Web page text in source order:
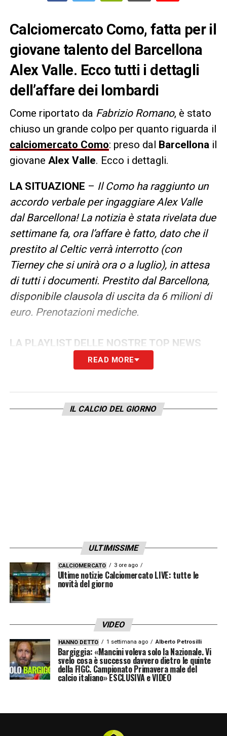
Calciomercato Como, fatta per il
giovane talento del Barcellona
Alex Valle. Ecco tutti i dettagli
dell’affare dei lombardi
Come riportato da Fabrizio Romano, è stato
chiuso un grande colpo per quanto riguarda il
calciomercato Como: preso dal Barcellona il
giovane Alex Valle. Ecco i dettagli.
LA SITUAZIONE – Il Como ha raggiunto un
accordo verbale per ingaggiare Alex Valle
dal Barcellona! La notizia è stata rivelata due
settimane fa, ora l’affare è fatto, dato che il
prestito al Celtic verrà interrotto (con
Tierney che si unirà ora o a luglio), in attesa
di tutti i documenti. Prestito dal Barcellona, ​​
disponibile clausola di uscita da 6 milioni di
euro. Prenotazioni mediche.
LA PLAYLIST DELLE NOSTRE TOP NEWS
READ MORE
IL CALCIO DEL GIORNO
ULTIMISSIME
CALCIOMERCATO 3 ore ago
Ultime notizie Calciomercato LIVE: tutte le
novità del giorno
VIDEO
HANNO DETTO 1 settimana ago Alberto Petrosilli
Bargiggia: «Mancini voleva solo la Nazionale. Vi
svelo cosa è successo davvero dietro le quinte
della FIGC. Campionato Primavera male del
calcio italiano» ESCLUSIVA e VIDEO